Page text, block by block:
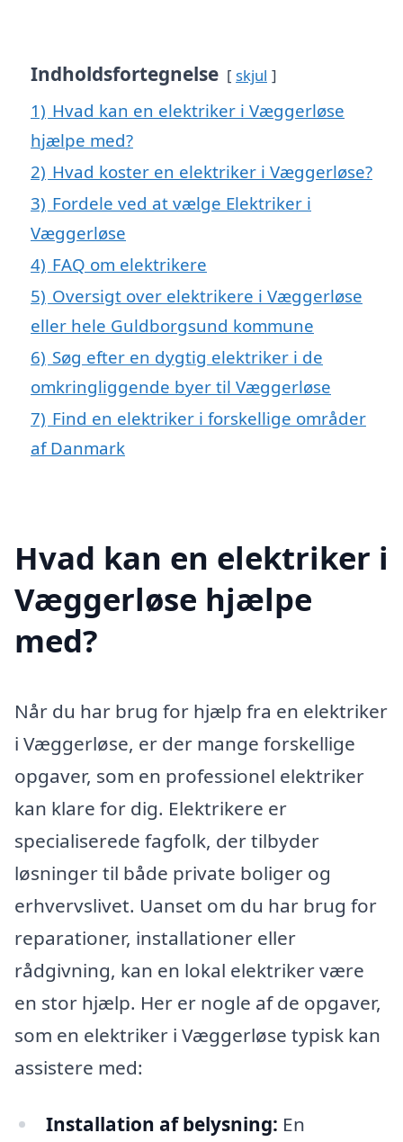
Indholdsfortegnelse skjul
1) Hvad kan en elektriker i Væggerløse
hjælpe med?
2) Hvad koster en elektriker i Væggerløse?
3) Fordele ved at vælge Elektriker i
Væggerløse
4) FAQ om elektrikere
5) Oversigt over elektrikere i Væggerløse
eller hele Guldborgsund kommune
6) Søg efter en dygtig elektriker i de
omkringliggende byer til Væggerløse
7) Find en elektriker i forskellige områder
af Danmark
Hvad kan en elektriker i
Væggerløse hjælpe
med?
Når du har brug for hjælp fra en elektriker
i Væggerløse, er der mange forskellige
opgaver, som en professionel elektriker
kan klare for dig. Elektrikere er
specialiserede fagfolk, der tilbyder
løsninger til både private boliger og
erhvervslivet. Uanset om du har brug for
reparationer, installationer eller
rådgivning, kan en lokal elektriker være
en stor hjælp. Her er nogle af de opgaver,
som en elektriker i Væggerløse typisk kan
assistere med:
Installation af belysning: En